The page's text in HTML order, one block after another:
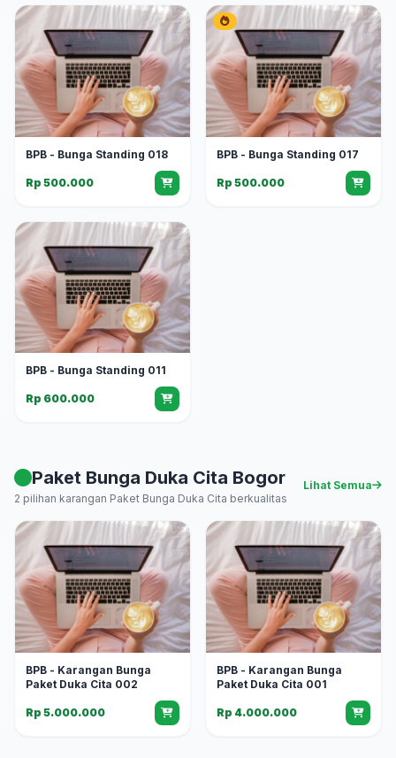
BPB - Bunga Standing 018
Rp 500.000
BPB - Bunga Standing 017
Rp 500.000
BPB - Bunga Standing 011
Rp 600.000
Paket Bunga Duka Cita Bogor
2 pilihan karangan Paket Bunga Duka Cita berkualitas
Lihat Semua
BPB - Karangan Bunga
Paket Duka Cita 002
Rp 5.000.000
BPB - Karangan Bunga
Paket Duka Cita 001
Rp 4.000.000